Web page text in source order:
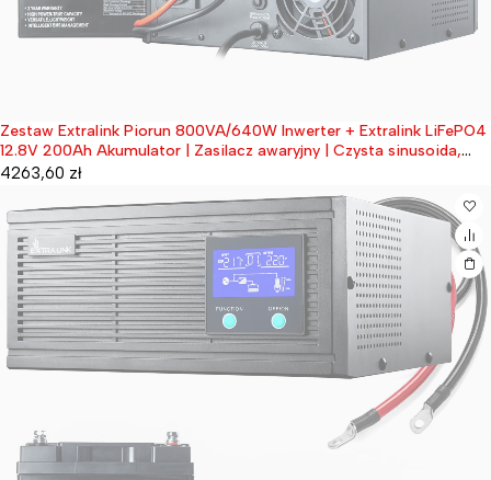
Wyprzedane
Zestaw Extralink Piorun 800VA/640W Inwerter + Extralink LiFePO4
12.8V 200Ah Akumulator | Zasilacz awaryjny | Czysta sinusoida,
napięcie akumulatora 12.8VDC + bezobsługowy
4263,60 zł